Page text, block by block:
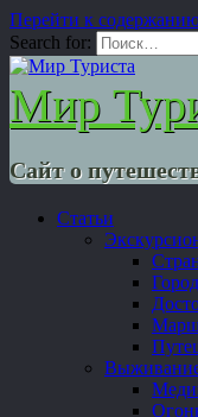
Перейти к
Search for:
Мир
Сайт о
Статьи